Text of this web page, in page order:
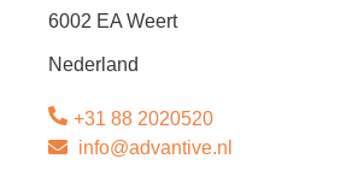
6002 EA Weert
Nederland
+31 88 2020520
info@advantive.nl